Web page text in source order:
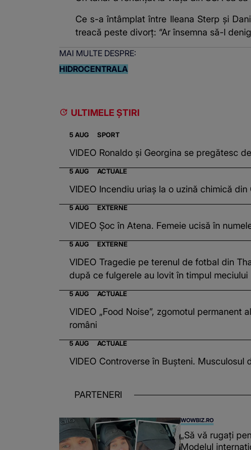
Ce s-a întâmplat între Ileana Sterp și
treacă peste divorț: “Ar însemna să-l
MAI MULTE DESPRE:
HIDROCENTRALA
ULTIMELE ȘTIRI
5 AUG SPORT
VIDEO Ronaldo și Georgina se pregătesc
5 AUG ACTUALE
VIDEO Incendiu uriaș la o uzină chimică din
5 AUG EXTERNE
VIDEO Șoc în Atena. Femeie ucisă în
5 AUG EXTERNE
VIDEO Tragedie pe terenul de fotbal din
după ce fulgerele au lovit în timpul meciului
5 AUG ACTUALE
VIDEO „Food Noise”, zgomotul
români
5 AUG ACTUALE
VIDEO Controverse în Bușteni. Musculosul
PARTENERI
WOWBIZ.RO
„Să vă rugați
Modelul